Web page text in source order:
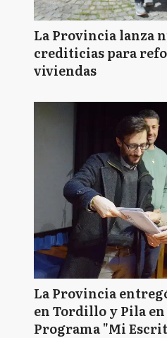
La Provincia lanza
crediticias para
viviendas
La Provincia
en Tordillo y Pila
Programa "Mi